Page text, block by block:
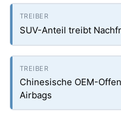
SUV-Anteil treibt
Chinesische OEM-
Airbags